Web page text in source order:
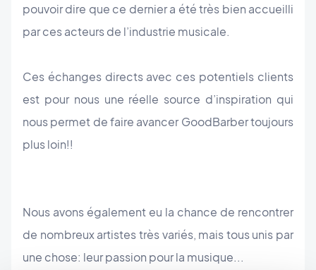
pouvoir dire que ce dernier a été très bien accueilli
par ces acteurs de l’industrie musicale.
Ces échanges directs avec ces potentiels clients
est pour nous une réelle source d’inspiration qui
nous permet de faire avancer GoodBarber toujours
plus loin!!
Nous avons également eu la chance de rencontrer
de nombreux artistes très variés, mais tous unis par
une chose: leur passion pour la musique...